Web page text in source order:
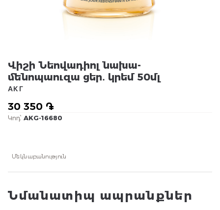
Վիշի Նեովադիոլ նախա-
մենոպաուզա ցեր․ կրեմ 50մլ
30 350 ֏
АКГ
Կոդ՝ AKG-16680
Մեկնաբանություն
Նմանատիպ ապրանքներ